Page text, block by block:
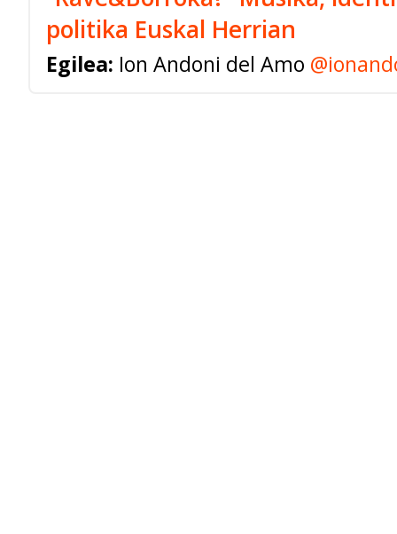
politika Euskal Herrian
Egilea: Ion Andoni del Amo